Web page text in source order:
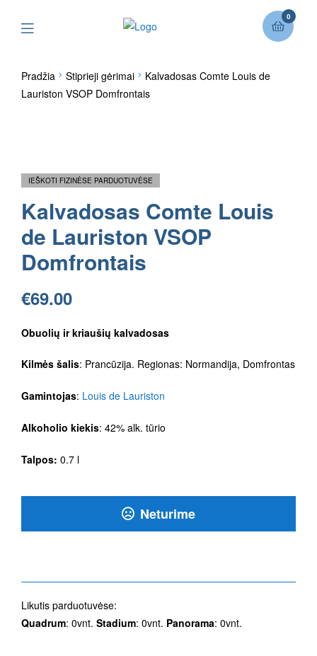
0
Pradžia Stiprieji gėrimai
Kalvadosas Comte Louis de
Lauriston VSOP Domfrontais
IEŠKOTI FIZINĖSE PARDUOTUVĖSE
Kalvadosas Comte Louis
de Lauriston VSOP
Domfrontais
€69.00
Obuolių ir kriaušių kalvadosas
Kilmės šalis: Prancūzija. Regionas: Normandija, Domfrontas
Gamintojas: Louis de Lauriston
Alkoholio kiekis: 42% alk. tūrio
Talpos: 0.7 l
Neturime
Likutis parduotuvėse:
Quadrum: 0vnt. Stadium: 0vnt. Panorama: 0vnt.